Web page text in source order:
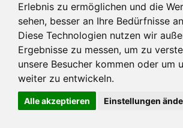
Erlebnis zu ermöglichen und die
sehen, besser an Ihre Bedürfnisse
Diese Technologien nutzen wir
Ergebnisse zu messen, um zu
unsere Besucher kommen oder um
weiter zu entwickeln.
Alle akzeptieren Einstellungen
Impressum und mehr